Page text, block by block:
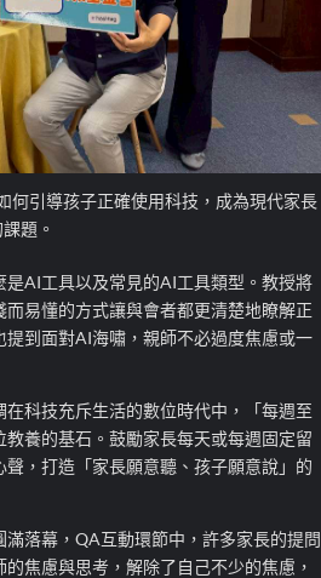
何引導孩子正確使用科技，成為現代家長
題。
AI工具以及常見的AI工具類型。教授將
易懂的方式讓與會者都更清楚地瞭解正
到面對AI海嘯，親師不必過度焦慮或一
科技充斥生活的數位時代中，「每週至
養的基石。鼓勵家長每天或每週固定留
，打造「家長願意聽、孩子願意說」的
落幕，QA互動環節中，許多家長的提問
焦慮與思考，解除了自己不少的焦慮，